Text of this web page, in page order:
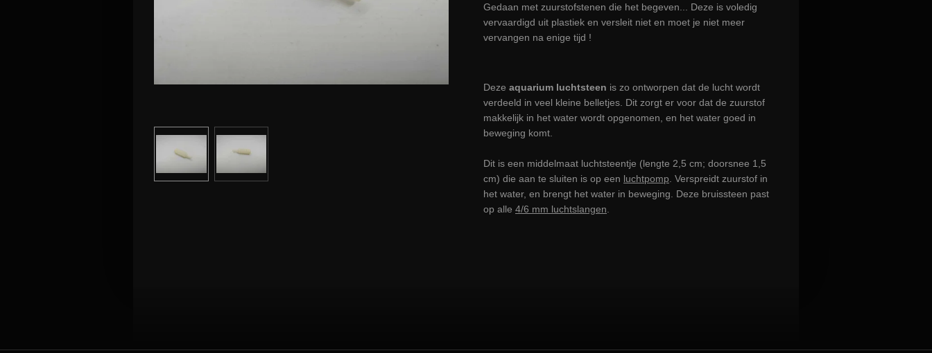
Gedaan met zuurstofstenen die het begeven... Deze is voledig
vervaardigd uit plastiek en versleit niet en moet je niet meer
vervangen na enige tijd !
Deze aquarium luchtsteen is zo ontworpen dat de lucht wordt
verdeeld in veel kleine belletjes. Dit zorgt er voor dat de zuurstof
makkelijk in het water wordt opgenomen, en het water goed in
beweging komt.
Dit is een middelmaat luchtsteentje (lengte 2,5 cm; doorsnee 1,5
cm) die aan te sluiten is op een luchtpomp . Verspreidt zuurstof in
het water, en brengt het water in beweging. Deze bruissteen past
op alle 4/6 mm luchtslangen